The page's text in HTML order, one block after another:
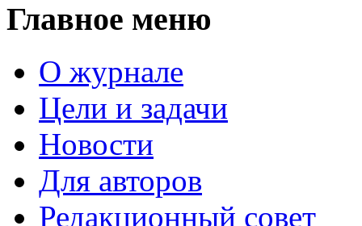
Главное меню
О журнале
Цели и задачи
Новости
Для авторов
Редакционный совет